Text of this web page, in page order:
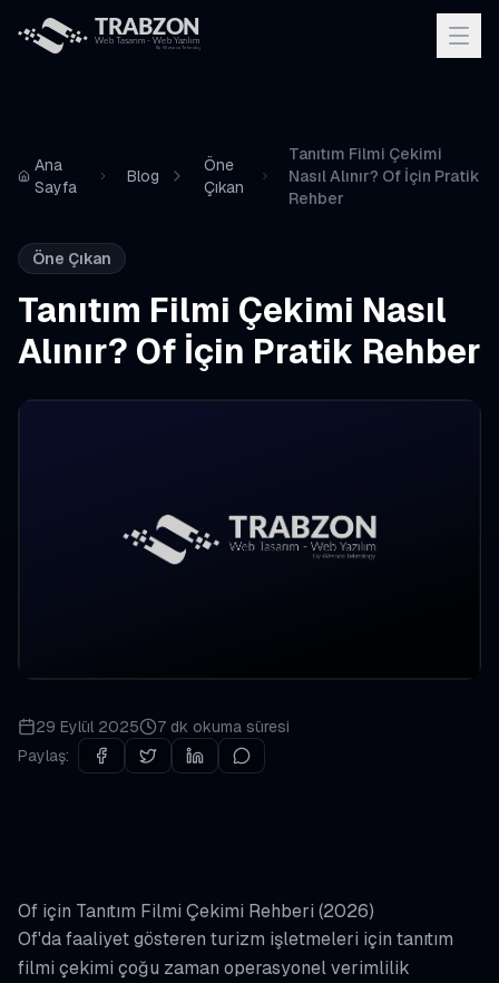
Ana
Sayfa
Blog
Öne
Çıkan
Tanıtım Filmi Çekimi
Nasıl Alınır? Of İçin Pratik
Rehber
Öne Çıkan
Tanıtım Filmi Çekimi Nasıl
Alınır? Of İçin Pratik Rehber
29 Eylül 2025 7 dk okuma süresi
Paylaş:
Of için Tanıtım Filmi Çekimi Rehberi (2026)
Of'da faaliyet gösteren turizm işletmeleri için tanıtım
filmi çekimi çoğu zaman operasyonel verimlilik